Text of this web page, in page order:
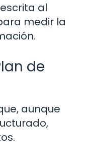
al
medir la
de
aunque